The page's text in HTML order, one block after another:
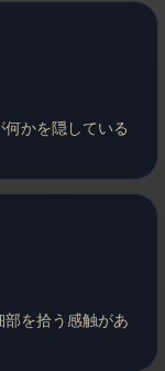
かを隠している
を拾う感触があ